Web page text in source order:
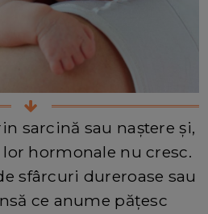
sarcină sau naștere și,
hormonale nu cresc.
sfârcuri dureroase sau
ce anume pățesc